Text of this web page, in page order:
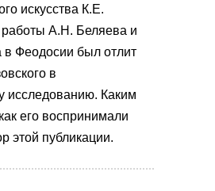
искусства К.Е.
А.Н. Беляева и
в Феодосии был отлит
в
исследованию. Каким
его воспринимали
этой публикации.